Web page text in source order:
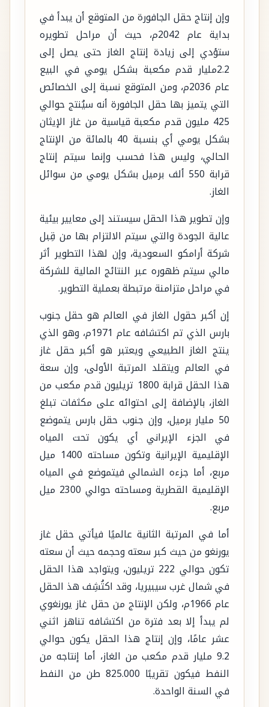
وإن إنتاج حقل الجافورة من المتوقع أن يبدأ في
بداية عام 2042م، حيث أن مراحل تطويره
ستؤدي إلى زيادة إنتاج الغاز حتى يصل إلى
2.2مليار قدم مكعبة بشكل يومي في البيع
عام 2036م، ومن المتوقع نسبة إلى الخصائص
التي يتميز بها حقل الجافورة أنه سيُنتج حوالي
425 مليون قدم مكعبة قياسية من غاز الإيثان
بشكل يومي أي بنسبة 40 بالمائة من الإنتاج
الحالي، وليس هذا فحسب وإنما سيتم إنتاج
قرابة 550 ألف برميل بشكل يومي من سوائل
الغاز.
وإن تطوير هذا الحقل سيستند إلى معايير بيئية
عالية الجودة والتي سيتم الالتزام بها من قِبل
شركة أرامكو السعودية، وإن لهذا التطوير أثر
مالي سيتم ظهوره عبر النتائج المالية للشركة
في مراحل متزامنة مرتبطة بعملية التطوير.
إن أكبر حقول الغاز في العالم هو حقل جنوب
بارس الذي تم اكتشافه عام 1971م، وهو الذي
ينتج الغاز الطبيعي ويعتبر هو أكبر حقل غاز
في العالم ويتقلد المرتبة الأولى، وإن سعة
هذا الحقل قرابة 1800 تريليون قدم مكعب من
الغاز، بالإضافة إلى احتوائه على مكثفات تبلغ
50 مليار برميل، وإن جنوب حقل بارس يتموضع
في الجزء الإيراني أي يكون تحت المياه
الإقليمية الإيرانية وتكون مساحته 1400 ميل
مربع، أما جزءه الشمالي فيتموضع في المياه
الإقليمية القطرية ومساحته حوالي 2300 ميل
مربع.
أما في المرتبة الثانية عالميًا فيأتي حقل غاز
يورنغو من حيث كبر سعته وحجمه حيث أن سعته
تكون حوالي 222 تريليون، ويتواجد هذا الحقل
في شمال غرب سيبيريا، وقد اكتُشِف هذ الحقل
عام 1966م، ولكن الإنتاج من حقل غاز يورنغوي
لم يبدأ إلا بعد فترة من اكتشافه تناهز اثني
عشر عامًا، وإن إنتاج هذا الحقل يكون حوالي
9.2 مليار قدم مكعب من الغاز، أما إنتاجه من
النفط فيكون تقريبًا 825.000 طن من النفط
في السنة الواحدة.